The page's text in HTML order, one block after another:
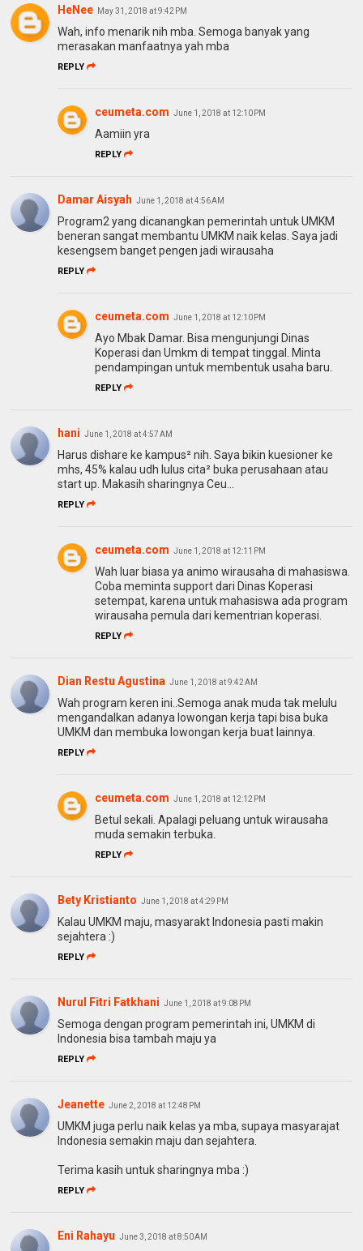
HeNee May 31, 2018 at 9:42 PM
Wah, info menarik nih mba. Semoga banyak yang
merasakan manfaatnya yah mba
REPLY
ceumeta.com June 1, 2018 at 12:10 PM
Aamiin yra
REPLY
Damar Aisyah June 1, 2018 at 4:56 AM
Program2 yang dicanangkan pemerintah untuk UMKM
beneran sangat membantu UMKM naik kelas. Saya jadi
kesengsem banget pengen jadi wirausaha
REPLY
ceumeta.com June 1, 2018 at 12:10 PM
Ayo Mbak Damar. Bisa mengunjungi Dinas
Koperasi dan Umkm di tempat tinggal. Minta
pendampingan untuk membentuk usaha baru.
REPLY
hani June 1, 2018 at 4:57 AM
Harus dishare ke kampus² nih. Saya bikin kuesioner ke
mhs, 45% kalau udh lulus cita² buka perusahaan atau
start up. Makasih sharingnya Ceu...
REPLY
ceumeta.com June 1, 2018 at 12:11 PM
Wah luar biasa ya animo wirausaha di mahasiswa.
Coba meminta support dari Dinas Koperasi
setempat, karena untuk mahasiswa ada program
wirausaha pemula dari kementrian koperasi.
REPLY
Dian Restu Agustina June 1, 2018 at 9:42 AM
Wah program keren ini..Semoga anak muda tak melulu
mengandalkan adanya lowongan kerja tapi bisa buka
UMKM dan membuka lowongan kerja buat lainnya.
REPLY
ceumeta.com June 1, 2018 at 12:12 PM
Betul sekali. Apalagi peluang untuk wirausaha
muda semakin terbuka.
REPLY
Bety Kristianto June 1, 2018 at 4:29 PM
Kalau UMKM maju, masyarakt Indonesia pasti makin
sejahtera :)
REPLY
Nurul Fitri Fatkhani June 1, 2018 at 9:08 PM
Semoga dengan program pemerintah ini, UMKM di
Indonesia bisa tambah maju ya
REPLY
Jeanette June 2, 2018 at 12:48 PM
UMKM juga perlu naik kelas ya mba, supaya masyarajat
Indonesia semakin maju dan sejahtera.
Terima kasih untuk sharingnya mba :)
REPLY
Eni Rahayu June 3, 2018 at 8:50 AM